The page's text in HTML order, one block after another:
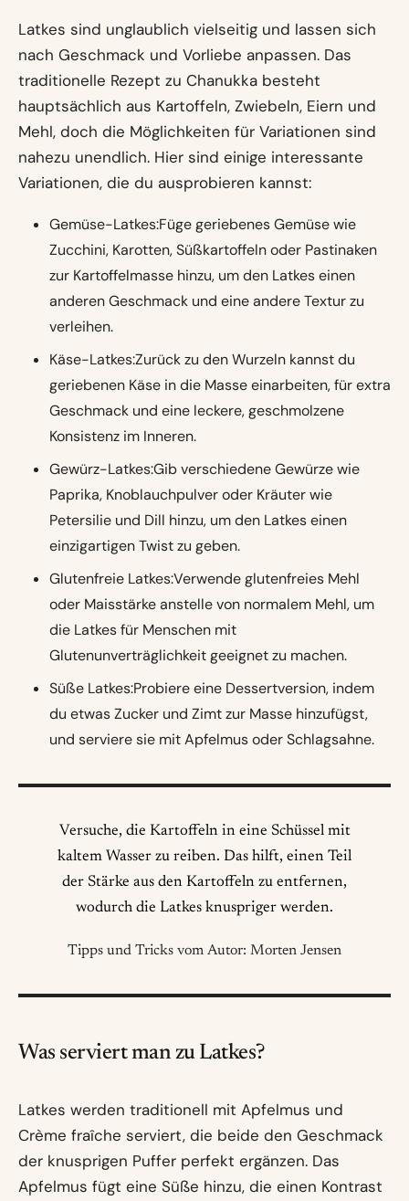
Latkes sind unglaublich vielseitig und lassen sich
nach Geschmack und Vorliebe anpassen. Das
traditionelle Rezept zu Chanukka besteht
hauptsächlich aus Kartoffeln, Zwiebeln, Eiern und
Mehl, doch die Möglichkeiten für Variationen sind
nahezu unendlich. Hier sind einige interessante
Variationen, die du ausprobieren kannst:
Gemüse-Latkes:Füge geriebenes Gemüse wie
Zucchini, Karotten, Süßkartoffeln oder Pastinaken
zur Kartoffelmasse hinzu, um den Latkes einen
anderen Geschmack und eine andere Textur zu
verleihen.
Käse-Latkes:Zurück zu den Wurzeln kannst du
geriebenen Käse in die Masse einarbeiten, für extra
Geschmack und eine leckere, geschmolzene
Konsistenz im Inneren.
Gewürz-Latkes:Gib verschiedene Gewürze wie
Paprika, Knoblauchpulver oder Kräuter wie
Petersilie und Dill hinzu, um den Latkes einen
einzigartigen Twist zu geben.
Glutenfreie Latkes:Verwende glutenfreies Mehl
oder Maisstärke anstelle von normalem Mehl, um
die Latkes für Menschen mit
Glutenunverträglichkeit geeignet zu machen.
Süße Latkes:Probiere eine Dessertversion, indem
du etwas Zucker und Zimt zur Masse hinzufügst,
und serviere sie mit Apfelmus oder Schlagsahne.
Versuche, die Kartoffeln in eine Schüssel mit
kaltem Wasser zu reiben. Das hilft, einen Teil
der Stärke aus den Kartoffeln zu entfernen,
wodurch die Latkes knuspriger werden.
Tipps und Tricks vom Autor: Morten Jensen
Was serviert man zu Latkes?
Latkes werden traditionell mit Apfelmus und
Crème fraîche serviert, die beide den Geschmack
der knusprigen Puffer perfekt ergänzen. Das
Apfelmus fügt eine Süße hinzu, die einen Kontrast